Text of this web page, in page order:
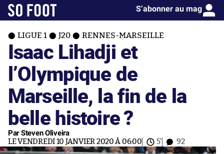
S’abonner au mag
LIGUE 1 J20 RENNES-MARSEILLE
Isaac Lihadji et
l’Olympique de
Marseille, la fin de la
belle histoire ?
Par Steven Oliveira
LE VENDREDI 10 JANVIER 2020 À 06:00 5' 92